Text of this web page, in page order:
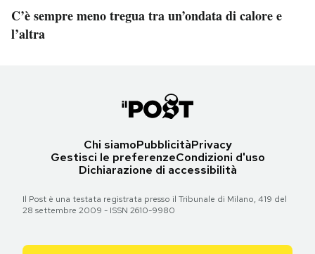
C’è sempre meno tregua tra un’ondata di calore e
l’altra
Chi siamoPubblicitàPrivacy
Gestisci le preferenzeCondizioni d'uso
Dichiarazione di accessibilità
Il Post è una testata registrata presso il Tribunale di Milano, 419 del
28 settembre 2009 - ISSN 2610-9980